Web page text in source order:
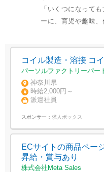
「いくつになって
ーに、育児や趣味、
コイル製造・溶接 コ
パーソルファクトリーパー
神奈川県
時給2,000円～
派遣社員
スポンサー： 求人ボックス
ECサイトの商品ペー
昇給・賞与あり
株式会社Meta Sales